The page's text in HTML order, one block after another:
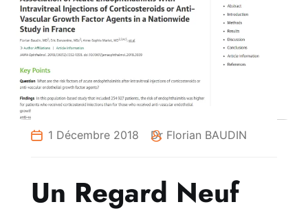
1 Décembre 2018 Dr Florian BAUDIN
Un Regard Neuf